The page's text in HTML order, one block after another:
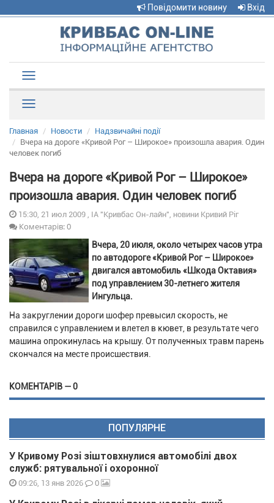
Повідомити новину Вхід
navigation
Главная Новости
Надзвичайні події
Вчера на дороге «Кривой Рог – Широкое» произошла авария. Один
человек погиб
Вчера на дороге «Кривой Рог – Широкое»
произошла авария. Один человек погиб
15:30, 21 июл 2009 , ІА "Кривбас Он-лайн", новини Кривий Ріг
Коментарів: 0
Вчера, 20 июля, около четырех часов утра
по автодороге «Кривой Рог – Широкое»
двигался автомобиль «Шкода Октавия»
под управлением 30-летнего жителя
Ингульца.
На закруглении дороги шофер превысил скорость, не
справился с управлением и влетел в кювет, в результате чего
машина опрокинулась на крышу. От полученных травм парень
скончался на месте происшествия.
КОМЕНТАРІВ — 0
ПОПУЛЯРНЕ
У Кривому Розі зіштовхнулися автомобілі двох
служб: рятувальної і охоронної
09:26, 13 янв 2026 0